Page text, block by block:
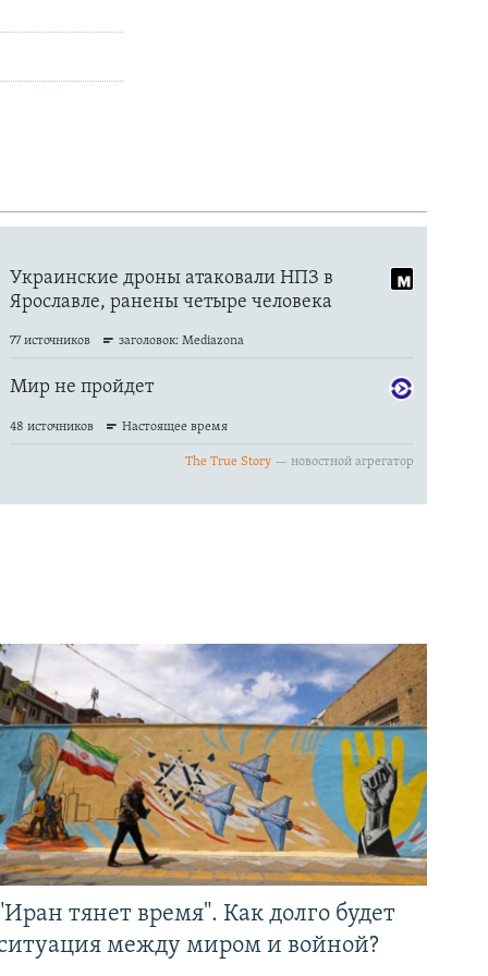
тянет время". Как долго будет
между миром и войной?